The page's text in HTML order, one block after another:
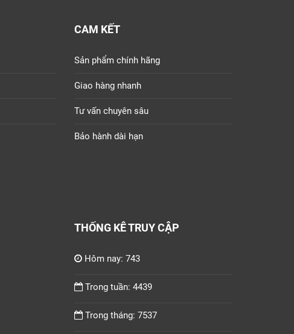
CAM KẾT
Sản phẩm chính hãng
Giao hàng nhanh
Tư vấn chuyên sâu
Bảo hành dài hạn
THỐNG KÊ TRUY CẬP
Hôm nay: 743
Trong tuần: 4439
Trong tháng: 7537